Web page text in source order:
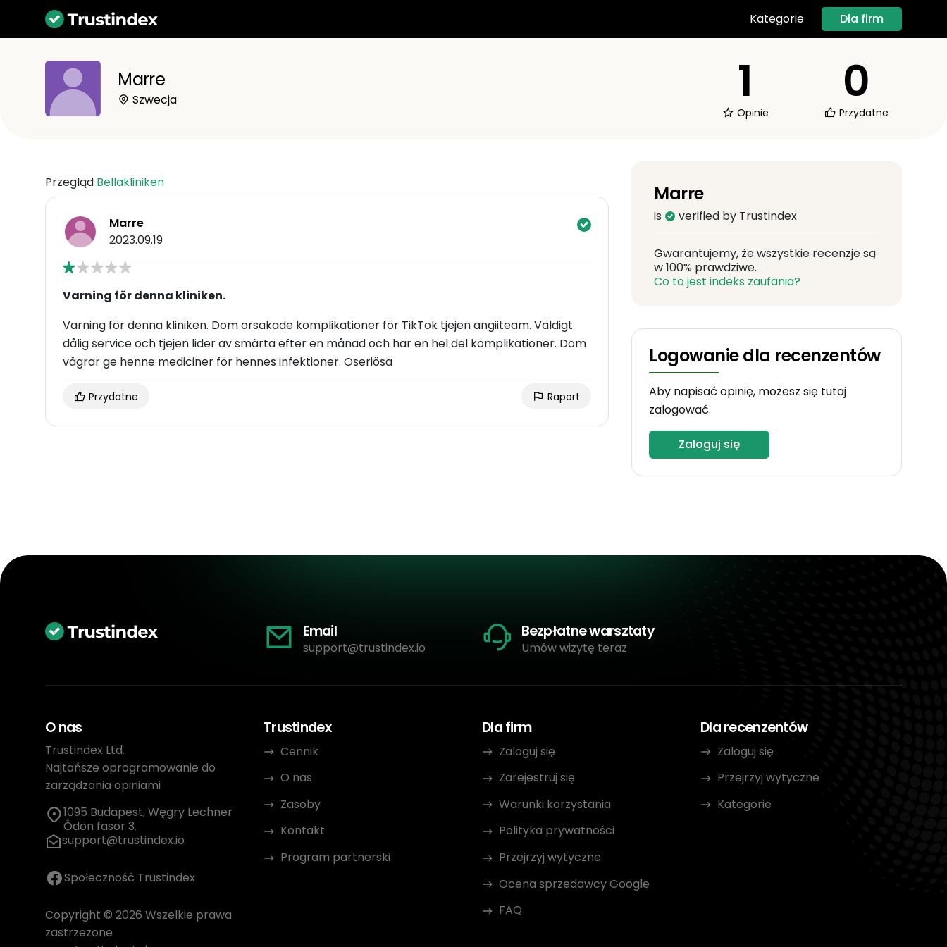
Kategorie Dla firm
Marre
Szwecja 1
Opinie
0
Przydatne
Przegląd Bellakliniken
Marre
2023.09.19
Varning för denna kliniken.
Varning för denna kliniken. Dom orsakade komplikationer för TikTok tjejen angiiteam. Väldigt
dålig service och tjejen lider av smärta efter en månad och har en hel del komplikationer. Dom
vägrar ge henne mediciner för hennes infektioner. Oseriösa
Przydatne Raport
Marre
is verified by Trustindex
Gwarantujemy, że wszystkie recenzje są
w 100% prawdziwe.
Co to jest indeks zaufania?
Logowanie dla recenzentów
Aby napisać opinię, możesz się tutaj
zalogować.
Zaloguj się
Email
support@trustindex.io
Bezpłatne warsztaty
Umów wizytę teraz
O nas
Trustindex Ltd.
Najtańsze oprogramowanie do
zarządzania opiniami
1095 Budapest, Węgry Lechner
Ödön fasor 3.
support@trustindex.io
Społeczność Trustindex
Copyright © 2026 Wszelkie prawa
zastrzeżone
Trustindex
Cennik
O nas
Zasoby
Kontakt
Program partnerski
Dla firm
Zaloguj się
Zarejestruj się
Warunki korzystania
Polityka prywatności
Przejrzyj wytyczne
Ocena sprzedawcy Google
FAQ
Dla recenzentów
Zaloguj się
Przejrzyj wytyczne
Kategorie